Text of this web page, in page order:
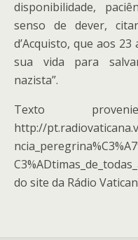
disponibilidade,
senso de dever,
d’Acquisto, que aos
sua vida para
nazista”.
Texto
http://
do site da Rádio